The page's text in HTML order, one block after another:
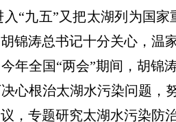
“九五”又把太湖列为国家
锦涛总书记十分关心，温
年全国“两会”期间，胡锦
心根治太湖水污染问题，
，专题研究太湖水污染防